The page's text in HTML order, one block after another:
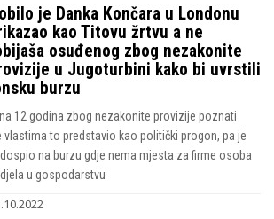
je Danka Končara u Londonu
kao Titovu žrtvu a ne
osuđenog zbog nezakonite
u Jugoturbini kako bi uvrstili
burzu
12 godina zbog nezakonite provizije poznati
to predstavio kao politički progon, pa je
na burzu gdje nema mjesta za firme osoba
u gospodarstvu